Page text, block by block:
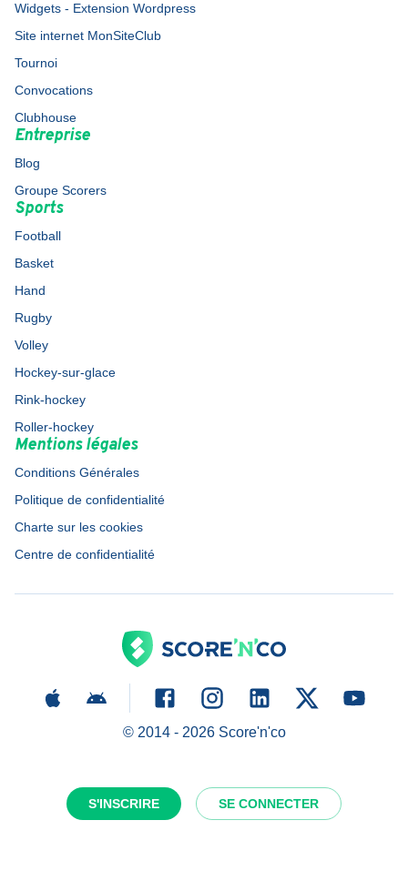
S'INSCRIRE SE CONNECTER
Widgets - Extension Wordpress
Site internet MonSiteClub
Tournoi
Convocations
Clubhouse
Entreprise
Blog
Groupe Scorers
Sports
Football
Basket
Hand
Rugby
Volley
Hockey-sur-glace
Rink-hockey
Roller-hockey
Mentions légales
Conditions Générales
Politique de confidentialité
Charte sur les cookies
Centre de confidentialité
© 2014 - 2026Score'n'co